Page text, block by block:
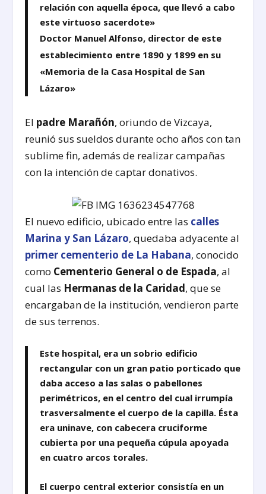
relación con aquella época, que llevó a cabo
este virtuoso sacerdote»
Doctor Manuel Alfonso, director de este
establecimiento entre 1890 y 1899 en su
«Memoria de la Casa Hospital de San
Lázaro»
El padre Marañón, oriundo de Vizcaya,
reunió sus sueldos durante ocho años con tan
sublime fin, además de realizar campañas
con la intención de captar donativos.
El nuevo edificio, ubicado entre las calles
Marina y San Lázaro, quedaba adyacente al
primer cementerio de La Habana, conocido
como Cementerio General o de Espada, al
cual las Hermanas de la Caridad, que se
encargaban de la institución, vendieron parte
de sus terrenos.
Este hospital, era un sobrio edificio
rectangular con un gran patio porticado que
daba acceso a las salas o pabellones
perimétricos, en el centro del cual irrumpía
trasversalmente el cuerpo de la capilla. Ésta
era uninave, con cabecera cruciforme
cubierta por una pequeña cúpula apoyada
en cuatro arcos torales.
El cuerpo central exterior consistía en un